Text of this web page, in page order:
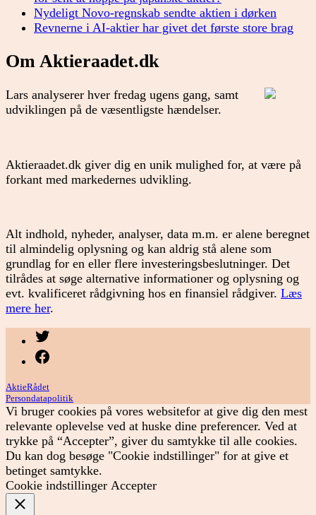
Nydeligt Novo-regnskab sendte aktien i dørken
Revnerne i AI-aktier har givet det første store brag
Om Aktieraadet.dk
Lars analyserer hver fredag ugens gang, samt
udviklingen på de væsentligste hændelser.
Aktieraadet.dk giver dig en unik mulighed for, at være på
forkant med markedernes udvikling.
Alt indhold, nyheder, analyser, data m.m. er alene beregnet
til almindelig oplysning og kan aldrig stå alene som
grundlag for en eller flere investeringsbeslutninger. Det
tilrådes at søge alternative informationer og oplysning og
evt. kvalificeret rådgivning hos en finansiel rådgiver. Læs
mere her.
AktieRådet
Persondatapolitik
Vi bruger cookies på vores websitefor at give dig den mest
relevante oplevelse ved at huske dine preferencer. Ved at
trykke på “Accepter”, giver du samtykke til alle cookies.
Du kan dog besøge "Cookie indstillinger" for at give et
betinget samtykke.
Cookie indstillinger Accepter